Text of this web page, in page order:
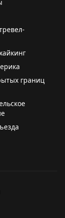
в
Крупные
для
на
границ